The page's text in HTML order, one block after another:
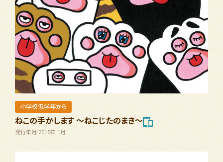
小学校低学年から
ねこの手かします ～ねこじたのまき～
発行年月:2015年 1月